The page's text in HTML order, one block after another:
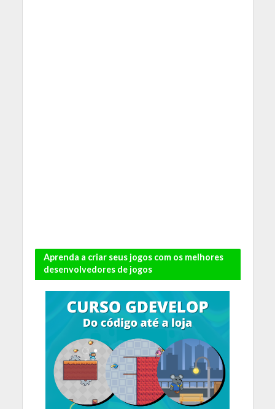
Aprenda a criar seus jogos com os melhores
desenvolvedores de jogos